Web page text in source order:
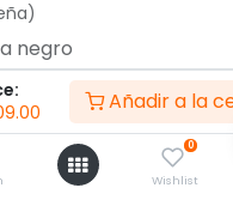
Añadir a la
0
Wishlist
negro
7,600 páginas
y G3160